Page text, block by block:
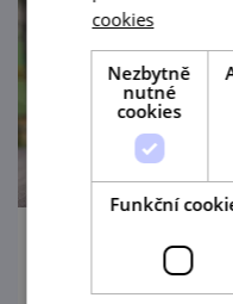
Degustační
cookies
Nezbytně
nutné
cookies
Funkční